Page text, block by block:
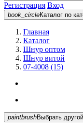
Регистрация Вход
book_circleКаталог по
Главная
Каталог
Шнур оптом
Шнур витой
07-4008 (15)
paintbrush